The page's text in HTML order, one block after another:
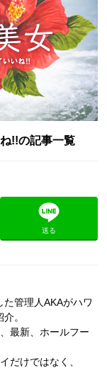
!!の記事一覧
送る
管理人AKAがハワ
。
最新、ホールフー
だけではなく、